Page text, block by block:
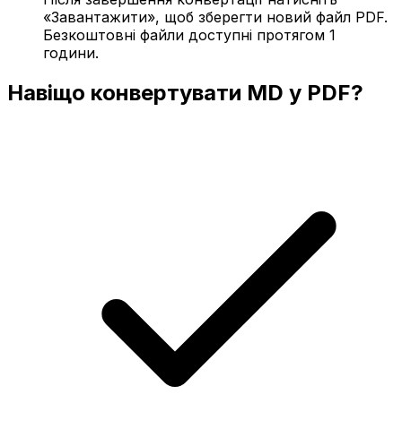
«Завантажити», щоб зберегти новий файл PDF.
Безкоштовні файли доступні протягом 1
години.
Навіщо конвертувати MD у PDF?